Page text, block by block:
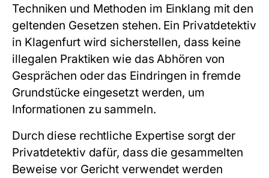
Techniken und Methoden im Einklang mit den
geltenden Gesetzen stehen. Ein Privatdetektiv
in Klagenfurt wird sicherstellen, dass keine
illegalen Praktiken wie das Abhören von
Gesprächen oder das Eindringen in fremde
Grundstücke eingesetzt werden, um
Informationen zu sammeln.
Durch diese rechtliche Expertise sorgt der
Privatdetektiv dafür, dass die gesammelten
Beweise vor Gericht verwendet werden